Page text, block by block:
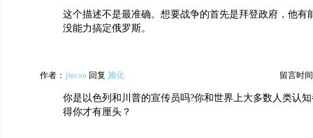
这个描述不是最准确。想要战争的首先是拜登政府，他有
没能力搞定俄罗斯。
作者： jincao 回复 施化 留言时
你是以色列和川普的宣传员吗?你和世界上大多数人类认
得你才有厘头？